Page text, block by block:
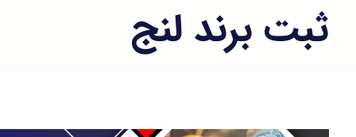
ثبت برند لنج